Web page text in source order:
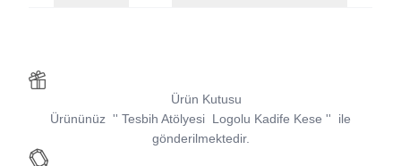
Ürün Kutusu
Ürününüz '' Tesbih Atölyesi Logolu Kadife Kese ''
ile
gönderilmektedir.